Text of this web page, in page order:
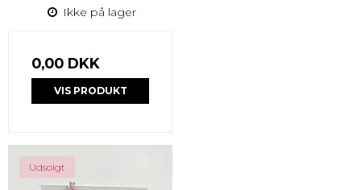
Ikke på lager
0,00 DKK
VIS PRODUKT
Udsolgt